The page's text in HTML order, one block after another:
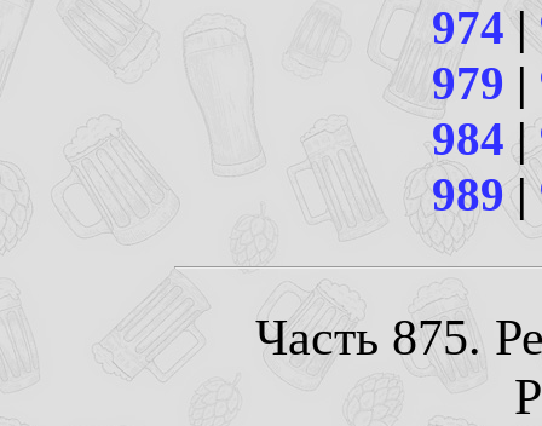
974|
979 |
984 |
989|
Часть 875.